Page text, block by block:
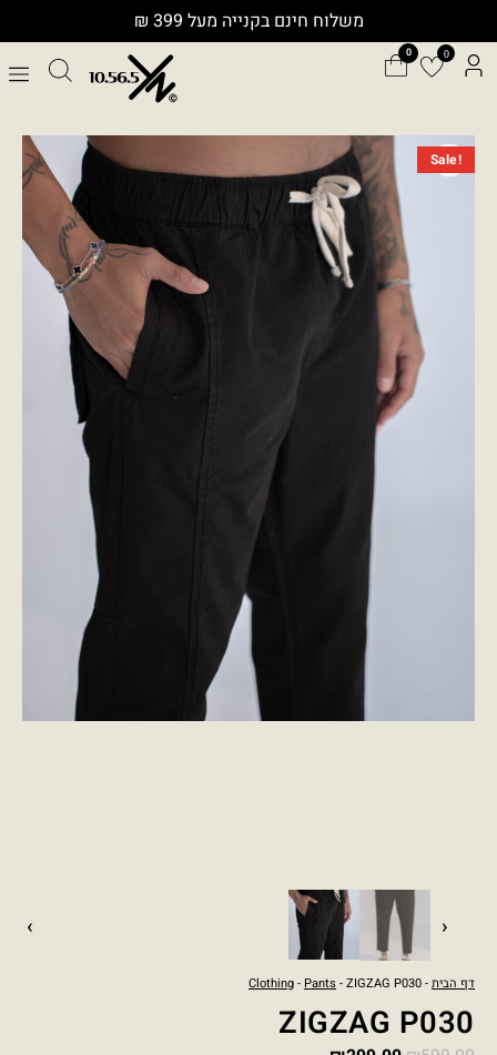
משלוח חינם בקנייה מעל 399 ₪
0
Sale!
‹
›
דף הבית-
Clothing- Pants- ZIGZAG P030
ZIGZAG P030
המחיר
המקורי
היה:
₪599.00.
הנוכחי
הוא:
₪299.00.
כמות
של